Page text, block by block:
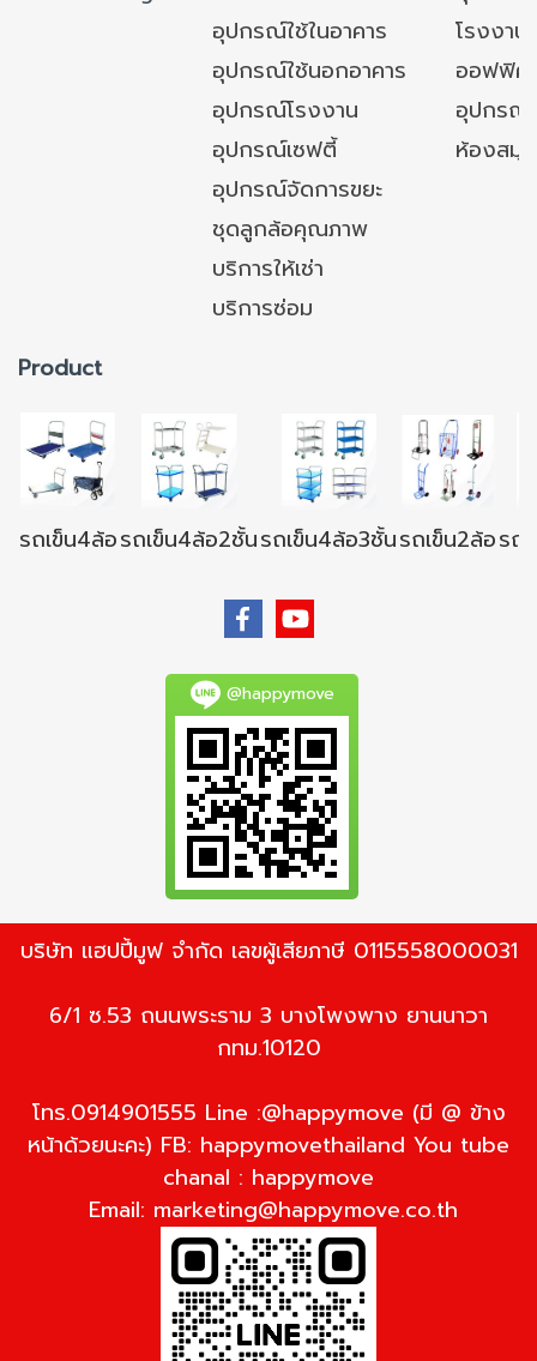
อุปกรณ์ใช้ในอาคาร
โรงงา
อุปกรณ์ใช้นอกอาคาร
ออฟฟิศ/
อุปกรณ์โรงงาน
อุปกรณ์
อุปกรณ์เซฟตี้
ห้องสมุ
อุปกรณ์จัดการขยะ
ชุดลูกล้อคุณภาพ
บริการให้เช่า
บริการซ่อม
Product
รถเข็น4ล้อรถเข็น4ล้อ2ชั้นรถเข็น4ล้อ3ชั้นรถเข็น2ล้อรถ
@happymove
บริษัท แฮปปี้มูฟ จำกัด เลขผู้เสียภาษี 0115558000031
6/1 ซ.53 ถนนพระราม 3 บางโพงพาง ยานนาวา
กทม.10120
โทร.0914901555 Line :@happymove (มี @ ข้าง
หน้าด้วยนะคะ) FB: happymovethailand You tube
chanal : happymove
Email: marketing@happymove.co.th